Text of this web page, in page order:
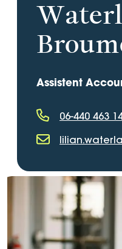
Assistent
Telefoonnummer
06-440 463